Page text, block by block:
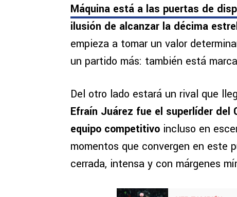
Máquina está a las puertas de
ilusión de alcanzar la décima
empieza a tomar un valor
un partido más: también está
Del otro lado estará un rival que
Efraín Juárez fue el superlíder del
equipo competitivo incluso en
momentos que convergen en este
cerrada, intensa y con márgenes